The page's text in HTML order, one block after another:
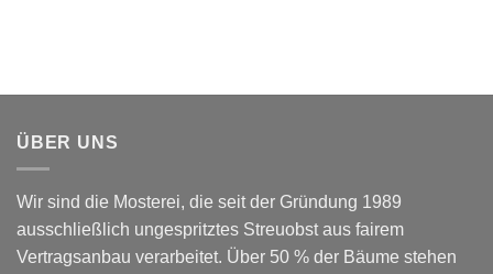
ÜBER UNS
Wir sind die Mosterei, die seit der Gründung 1989
ausschließlich ungespritztes Streuobst aus fairem
Vertragsanbau verarbeitet. Über 50 % der Bäume stehen